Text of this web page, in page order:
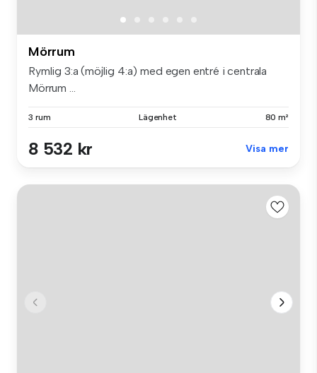
Mörrum
Rymlig 3:a (möjlig 4:a) med egen entré i centrala
Mörrum ...
3 rum Lägenhet 80 m²
8 532 kr Visa mer